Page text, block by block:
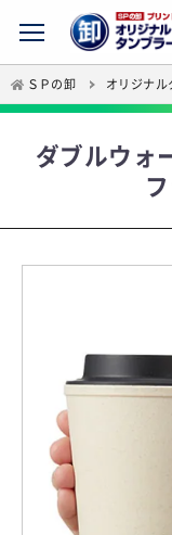
ＳＰの卸 オリジナ
ダブルウォ